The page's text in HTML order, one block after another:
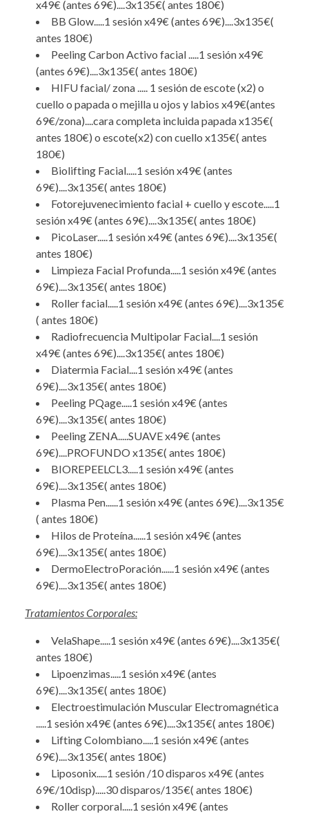
x49€ (antes 69€)....3x135€( antes 180€)
BB Glow.....1 sesión x49€ (antes 69€)....3x135€(
antes 180€)
Peeling Carbon Activo facial .....1 sesión x49€
(antes 69€)....3x135€( antes 180€)
HIFU facial/ zona ..... 1 sesión de escote (x2) o
cuello o papada o mejilla u ojos y labios x49€(antes
69€/zona)....cara completa incluida papada x135€(
antes 180€) o escote(x2) con cuello x135€( antes
180€)
Biolifting Facial.....1 sesión x49€ (antes
69€)....3x135€( antes 180€)
Fotorejuvenecimiento facial + cuello y escote.....1
sesión x49€ (antes 69€)....3x135€( antes 180€)
PicoLaser.....1 sesión x49€ (antes 69€)....3x135€(
antes 180€)
Limpieza Facial Profunda.....1 sesión x49€ (antes
69€)....3x135€( antes 180€)
Roller facial.....1 sesión x49€ (antes 69€)....3x135€
( antes 180€)
Radiofrecuencia Multipolar Facial....1 sesión
x49€ (antes 69€)....3x135€( antes 180€)
Diatermia Facial....1 sesión x49€ (antes
69€)....3x135€( antes 180€)
Peeling PQage.....1 sesión x49€ (antes
69€)....3x135€( antes 180€)
Peeling ZENA.....SUAVE x49€ (antes
69€)....PROFUNDO x135€( antes 180€)
BIOREPEELCL3.....1 sesión x49€ (antes
69€)....3x135€( antes 180€)
Plasma Pen......1 sesión x49€ (antes 69€)....3x135€
( antes 180€)
Hilos de Proteína......1 sesión x49€ (antes
69€)....3x135€( antes 180€)
DermoElectroPoración......1 sesión x49€ (antes
69€)....3x135€( antes 180€)
Tratamientos Corporales:
VelaShape.....1 sesión x49€ (antes 69€)....3x135€(
antes 180€)
Lipoenzimas.....1 sesión x49€ (antes
69€)....3x135€( antes 180€)
Electroestimulación Muscular Electromagnética
.....1 sesión x49€ (antes 69€)....3x135€( antes 180€)
Lifting Colombiano.....1 sesión x49€ (antes
69€)....3x135€( antes 180€)
Liposonix.....1 sesión /10 disparos x49€ (antes
69€/10disp).....30 disparos/135€( antes 180€)
Roller corporal.....1 sesión x49€ (antes